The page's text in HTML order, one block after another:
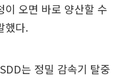
이 오면 바로 양산할 수
했다.
는 정밀 감속기 탈중